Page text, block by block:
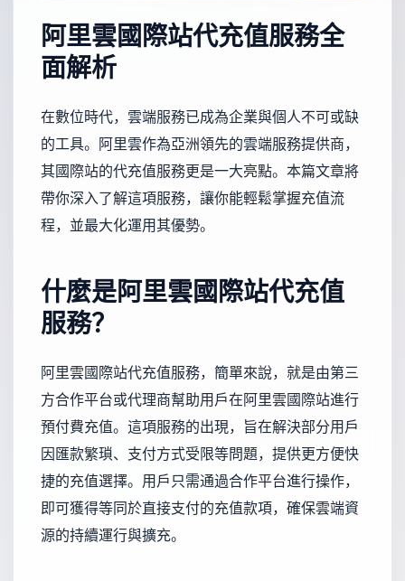
阿里雲國際站代充值服務全
面解析
在數位時代，雲端服務已成為企業與個人不可或缺
的工具。阿里雲作為亞洲領先的雲端服務提供商，
其國際站的代充值服務更是一大亮點。本篇文章將
帶你深入了解這項服務，讓你能輕鬆掌握充值流
程，並最大化運用其優勢。
什麼是阿里雲國際站代充值
服務？
阿里雲國際站代充值服務，簡單來說，就是由第三
方合作平台或代理商幫助用戶在阿里雲國際站進行
預付費充值。這項服務的出現，旨在解決部分用戶
因匯款繁瑣、支付方式受限等問題，提供更方便快
捷的充值選擇。用戶只需通過合作平台進行操作，
即可獲得等同於直接支付的充值款項，確保雲端資
源的持續運行與擴充。